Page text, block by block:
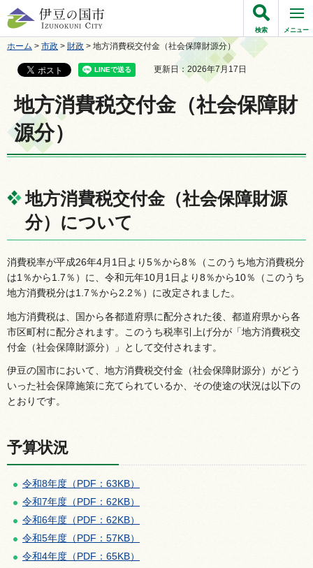
伊豆の国市
検索 メニュー
ホーム > 市政 > 財政 > 地方消費税交付金（社会保障財源分）
更新日：2026年7月17日
地方消費税交付金（社会保障財
源分）
地方消費税交付金（社会保障財源
分）について
消費税率が平成26年4月1日より5％から8％（このうち地方消費税分
は1％から1.7％）に、令和元年10月1日より8％から10％（このうち
地方消費税分は1.7％から2.2％）に改定されました。
地方消費税は、国から各都道府県に配分された後、都道府県から各
市区町村に配分されます。このうち税率引上げ分が「地方消費税交
付金（社会保障財源分）」として交付されます。
伊豆の国市において、地方消費税交付金（社会保障財源分）がどう
いった社会保障施策に充てられているか、その使途の状況は以下の
とおりです。
予算状況
令和8年度（PDF：63KB）
令和7年度（PDF：62KB）
令和6年度（PDF：62KB）
令和5年度（PDF：57KB）
令和4年度（PDF：65KB）